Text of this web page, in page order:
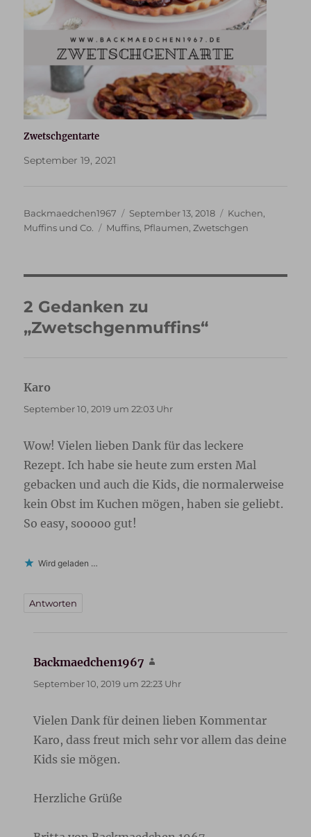
Zwetschgentarte
September 19, 2021
Autor
Backmaedchen1967
Veröffentlicht
am
September 13, 2018 Kategorien
Kuchen,
Muffins und Co.
Schlagwörter
Muffins, Pflaumen,Zwetschgen
2 Gedanken zu
„Zwetschgenmuffins“
Karo
September 10, 2019 um 22:03 Uhr
Wow! Vielen lieben Dank für das leckere
Rezept. Ich habe sie heute zum ersten Mal
gebacken und auch die Kids, die normalerweise
kein Obst im Kuchen mögen, haben sie geliebt.
So easy, sooooo gut!
Wird geladen …
Antworten
Backmaedchen1967
September 10, 2019 um 22:23 Uhr
Vielen Dank für deinen lieben Kommentar
Karo, dass freut mich sehr vor allem das deine
Kids sie mögen.
Herzliche Grüße